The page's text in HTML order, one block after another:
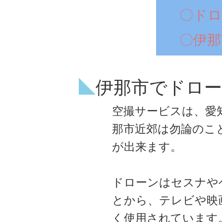
〇ド
〇伊
伊那市でドロ
空撮サービスは、愛
那市近郊は勿論のこ
が出来ます。
ドローンはセスナ
とから、テレビや
く使用されています